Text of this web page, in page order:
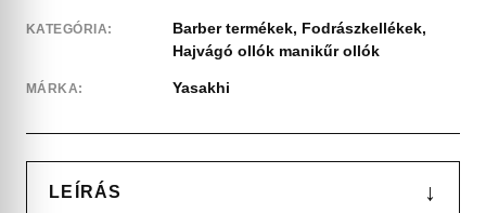
KATEGÓRIA: Barber termékek, Fodrászkellékek,
Hajvágó ollók manikűr ollók
MÁRKA: Yasakhi
LEÍRÁS ↓